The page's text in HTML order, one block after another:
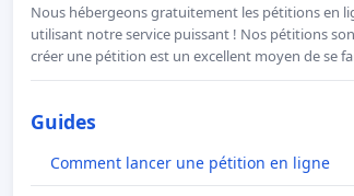
Nous hébergeons gratuitement les pétitions en
utilisant notre service puissant ! Nos pétitions
créer une pétition est un excellent moyen de se
Guides
Comment lancer une pétition en ligne